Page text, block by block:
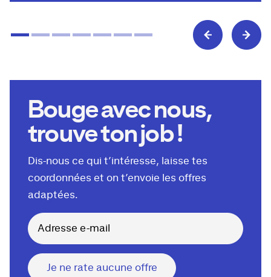
Bouge avec nous,
trouve ton job !
Dis-nous ce qui t’intéresse, laisse tes
coordonnées et on t’envoie les offres
adaptées.
Je ne rate aucune offre